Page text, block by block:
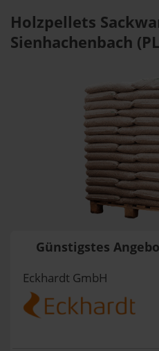
Holzpellets
Sienhachenbach
Günstigstes
Eckhardt GmbH